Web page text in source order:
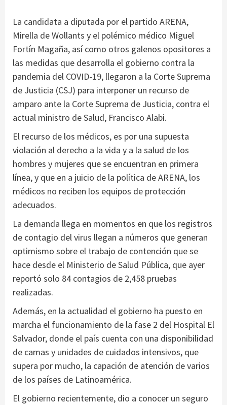
La candidata a diputada por el partido ARENA,
Mirella de Wollants y el polémico médico Miguel
Fortín Magaña, así como otros galenos opositores a
las medidas que desarrolla el gobierno contra la
pandemia del COVID-19, llegaron a la Corte Suprema
de Justicia (CSJ) para interponer un recurso de
amparo ante la Corte Suprema de Justicia, contra el
actual ministro de Salud, Francisco Alabi.
El recurso de los médicos, es por una supuesta
violación al derecho a la vida y a la salud de los
hombres y mujeres que se encuentran en primera
línea, y que en a juicio de la política de ARENA, los
médicos no reciben los equipos de protección
adecuados.
La demanda llega en momentos en que los registros
de contagio del virus llegan a números que generan
optimismo sobre el trabajo de contención que se
hace desde el Ministerio de Salud Pública, que ayer
reportó solo 84 contagios de 2,458 pruebas
realizadas.
Además, en la actualidad el gobierno ha puesto en
marcha el funcionamiento de la fase 2 del Hospital El
Salvador, donde el país cuenta con una disponibilidad
de camas y unidades de cuidados intensivos, que
supera por mucho, la capación de atención de varios
de los países de Latinoamérica.
El gobierno recientemente, dio a conocer un seguro